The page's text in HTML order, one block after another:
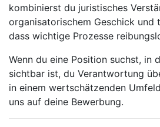
kombinierst du juristisches
organisatorischem Geschick und
dass wichtige Prozesse
Wenn du eine Position suchst, in
sichtbar ist, du Verantwortung
in einem wertschätzenden
uns auf deine Bewerbung.